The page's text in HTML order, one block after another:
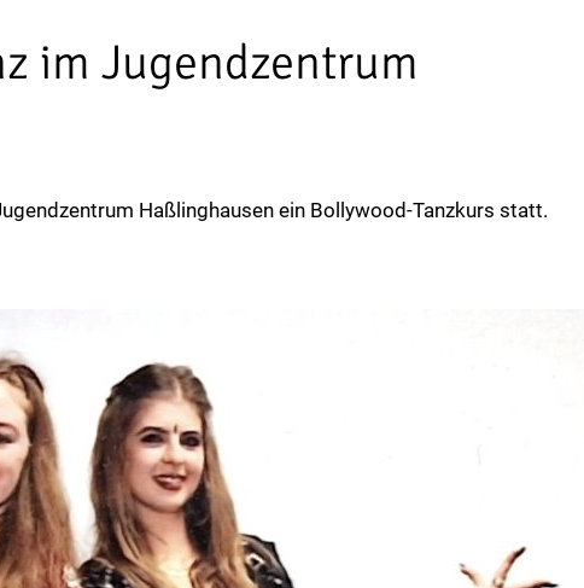
im Jugendzentrum
Haßlinghausen ein Bollywood-Tanzkurs statt.